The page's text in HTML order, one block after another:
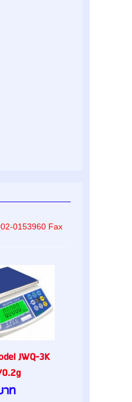
0153960 Fax
JWQ-3K
ท